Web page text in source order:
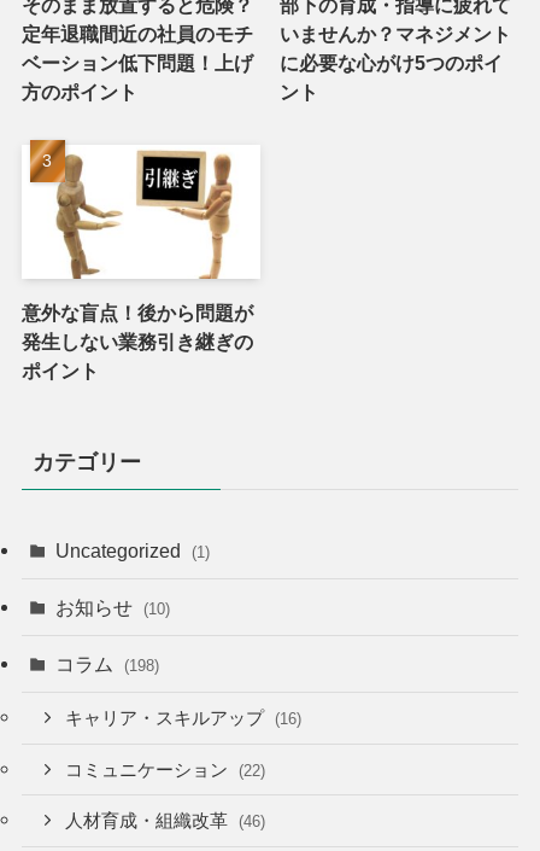
定年退職間近の社員のモチ
ベーション低下問題！上げ
方のポイント
いませんか？マネジメント
に必要な心がけ5つのポイ
ント
意外な盲点！後から問題が
発生しない業務引き継ぎの
ポイント
カテゴリー
Uncategorized (1)
お知らせ (10)
コラム (198)
キャリア・スキルアップ (16)
コミュニケーション (22)
人材育成・組織改革 (46)